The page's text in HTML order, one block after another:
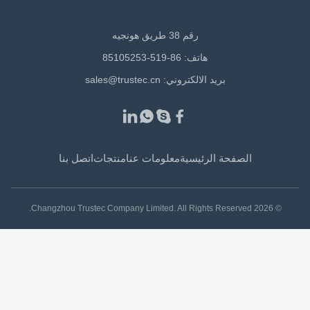
هاتف: 86-519-85105253
بريد الالكتروني: sales@trustec.cn
الصفحة الرئيسيةمعلومات عنامنتجاتاتصل بنا